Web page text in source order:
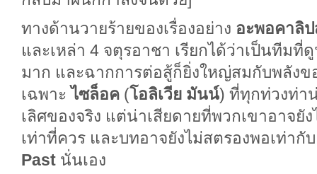
ทางด้านวายร้ายของเรื่องอย่าง อะพอคาลิ
และเหล่า 4 จตุรอาชา เรียกได้ว่าเป็นทีมที่
มาก และฉากการต่อสู้ก็ยิ่งใหญ่สมกับพลังข
เฉพาะไซล็อค (โอลิเวีย มันน์) ที่ทุกท่วงท่า
เลิศของจริง แต่น่าเสียดายที่พวกเขาอาจยั
เท่าที่ควร และบทอาจยังไม่สตรองพอเท่ากั
Past นั่นเอง